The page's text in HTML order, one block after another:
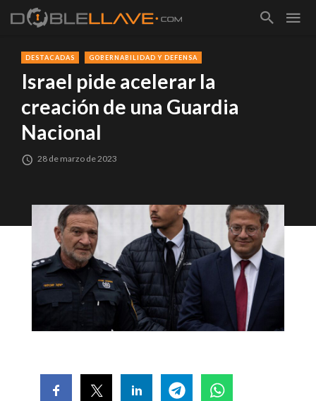
DESTACADAS GOBERNABILIDAD Y DEFENSA
Israel pide acelerar la
creación de una Guardia
Nacional
28 de marzo de 2023